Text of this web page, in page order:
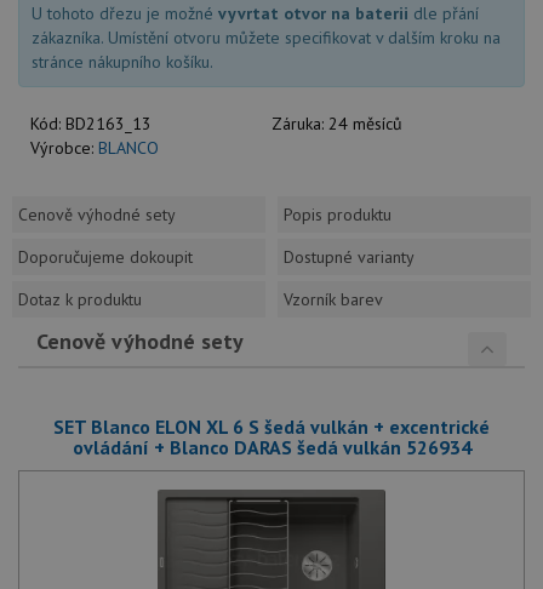
U tohoto dřezu je možné vyvrtat otvor na baterii dle přání
zákazníka. Umístění otvoru můžete specifikovat v dalším kroku na
stránce nákupního košíku.
Kód: BD2163_13 Záruka: 24 měsíců
Výrobce: BLANCO
Cenově výhodné sety
Popis produktu
Doporučujeme dokoupit
Dostupné varianty
Dotaz k produktu
Vzorník barev
Cenově výhodné sety
SET Blanco ELON XL 6 S šedá vulkán + excentrické
ovládání + Blanco DARAS šedá vulkán 526934